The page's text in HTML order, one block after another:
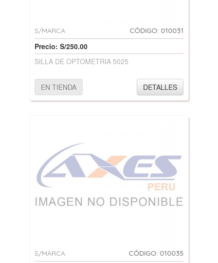
S/MARCA CÓDIGO: 010031
Precio: S/250.00
SILLA DE OPTOMETRIA 5025
EN TIENDA DETALLES
S/MARCA CÓDIGO: 010035